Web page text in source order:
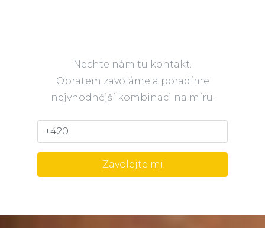
Nechte nám tu kontakt.
Obratem zavoláme a poradíme
nejvhodnější kombinaci na míru.